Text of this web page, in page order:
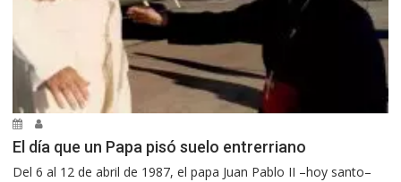
El día que un Papa pisó suelo entrerriano
Del 6 al 12 de abril de 1987, el papa Juan Pablo II –hoy santo–